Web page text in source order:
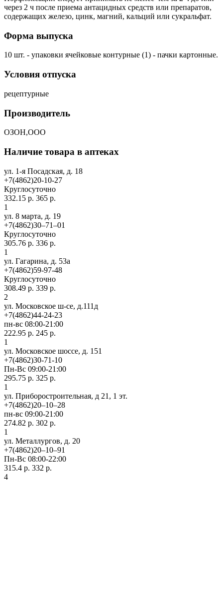
через 2 ч после приема антацидных средств или препаратов,
содержащих железо, цинк, магний, кальций или сукральфат.
Форма выпуска
10 шт. - упаковки ячейковые контурные (1) - пачки картонные.
Условия отпуска
рецептурные
Производитель
ОЗОН,ООО
Наличие товара в аптеках
ул. 1-я Посадская, д. 18
+7(4862)20-10-27
Круглосуточно
332.15 р. 365 р.
1
ул. 8 марта, д. 19
+7(4862)30‒71‒01
Круглосуточно
305.76 р. 336 р.
1
ул. Гагарина, д. 53а
+7(4862)59-97-48
Круглосуточно
308.49 р. 339 р.
2
ул. Московское ш-се, д.111д
+7(4862)44-24-23
пн-вс 08:00-21:00
222.95 р. 245 р.
1
ул. Московское шоссе, д. 151
+7(4862)30-71-10
Пн-Вс 09:00-21:00
295.75 р. 325 р.
1
ул. Приборостроительная, д 21, 1 эт.
+7(4862)20‒10‒28
пн-вс 09:00-21:00
274.82 р. 302 р.
1
ул. ​Металлургов, д. 20
+7(4862)20‒10‒91
Пн-Вс 08:00-22:00
315.4 р. 332 р.
4